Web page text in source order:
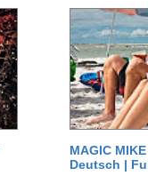
MAGIC
Deutsch |